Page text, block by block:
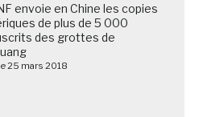
envoie en Chine les copies
de plus de 5 000
des grottes de
25 mars 2018